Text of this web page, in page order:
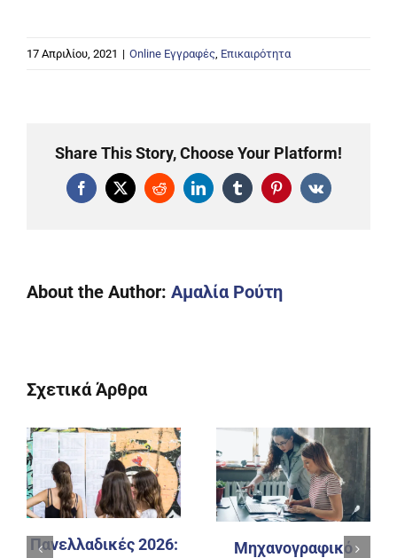
17 Απριλίου, 2021 | Online Εγγραφές Επικαιρότητα
Share This Story, Choose Your Platform!
Facebook
X RedditLinkedInTumblrPinterestVk
About the Author: Αμαλία Ρούτη
Σχετικά Άρθρα
Πανελλαδικές 2026: Μηχανογραφικό